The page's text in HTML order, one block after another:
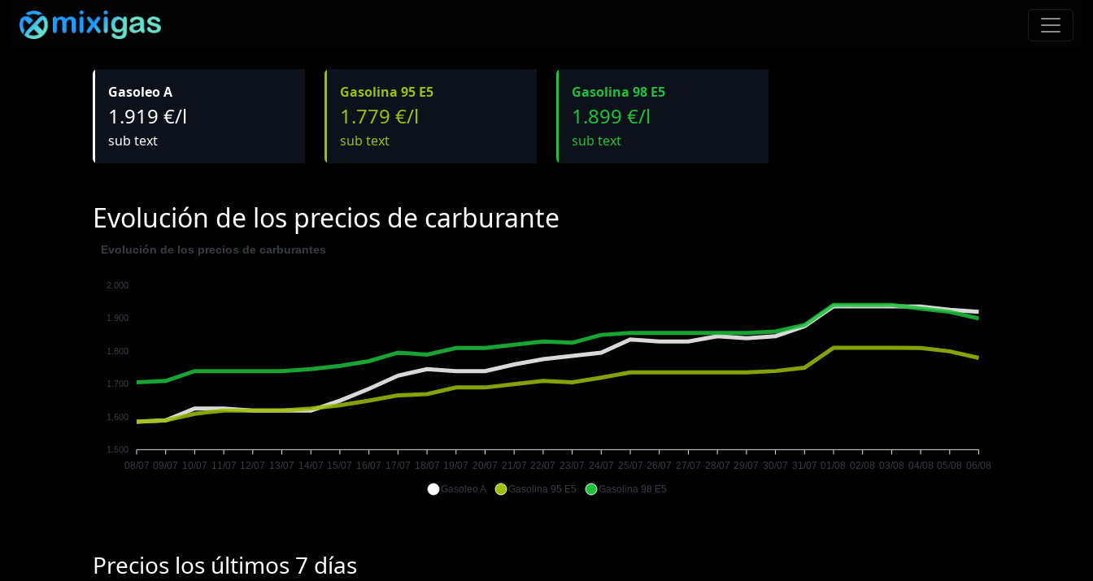
Gasoleo A
1.919 €/l
sub text
Gasolina 95 E5
1.779 €/l
sub text
Gasolina 98 E5
1.899 €/l
sub text
Evolución de los precios de carburante
Evolución de los precios de carburantes
2.000
1.900
1.800
1.700
1.600
1.500
08/07 09/07 10/07 11/07 12/07 13/07 14/07 15/07 16/07 17/07 18/07 19/07 20/07 21/07 22/07 23/07 24/07 25/07 26/07 27/07 28/07 29/07 30/07 31/07 01/08 02/08 03/08 04/08 05/08 06/08
Gasoleo A Gasolina 95 E5 Gasolina 98 E5
Precios los últimos 7 días